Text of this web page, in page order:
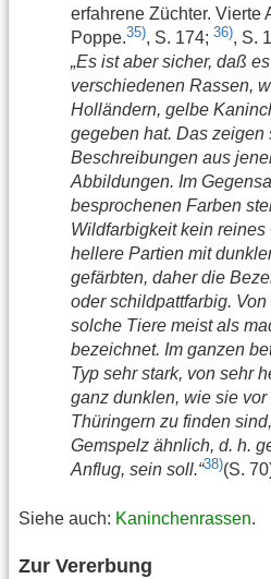
erfahrene Züchter. Vierte
Poppe.35), S. 174; 36), S.
„Es ist aber sicher, daß
verschiedenen Rassen,
Holländern, gelbe
gegeben hat. Das zeigen
Beschreibungen aus
Abbildungen. Im
besprochenen Farben
Wildfarbigkeit kein
hellere Partien mit
gefärbten, daher die
oder schildpattfarbig.
solche Tiere meist als
bezeichnet. Im ganzen
Typ sehr stark, von sehr
ganz dunklen, wie sie
Thüringern zu finden
Gemspelz ähnlich, d. h.
Anflug, sein soll.“38)(S.
Siehe auch: Kaninchenrassen.
Zur Vererbung